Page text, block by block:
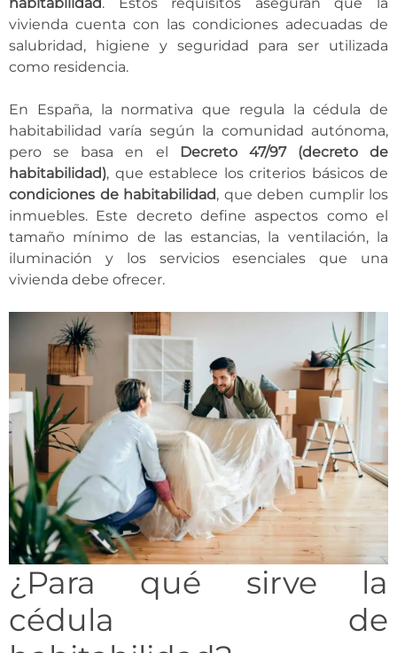
vivienda cuenta con las condiciones adecuadas de
salubridad, higiene y seguridad para ser utilizada
como residencia.
En España, la normativa que regula la cédula de
habitabilidad varía según la comunidad autónoma,
pero se basa en el Decreto 47/97 (decreto de
habitabilidad), que establece los criterios básicos de
condiciones de habitabilidad, que deben cumplir los
inmuebles. Este decreto define aspectos como el
tamaño mínimo de las estancias, la ventilación, la
iluminación y los servicios esenciales que una
vivienda debe ofrecer.
¿Para qué sirve la
cédula de